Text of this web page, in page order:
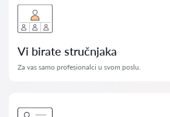
Vi birate stručnjaka
Za vas samo profesionalci u svom poslu.